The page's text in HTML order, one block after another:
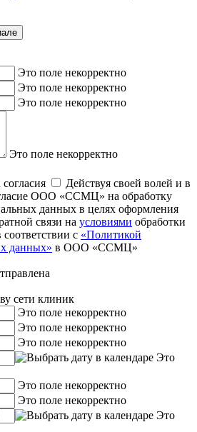
Это поле некорректно
Это поле некорректно
Это поле некорректно
Это поле некорректно
Действуя своей волей и в
ООО «ССМЦ» на обработку
данных в целях оформления
связи на условиями обработки
с «Политикой
данных» в ООО «ССМЦ»
сети клиник
Это поле некорректно
Это поле некорректно
Это поле некорректно
Это
Это поле некорректно
Это поле некорректно
Это